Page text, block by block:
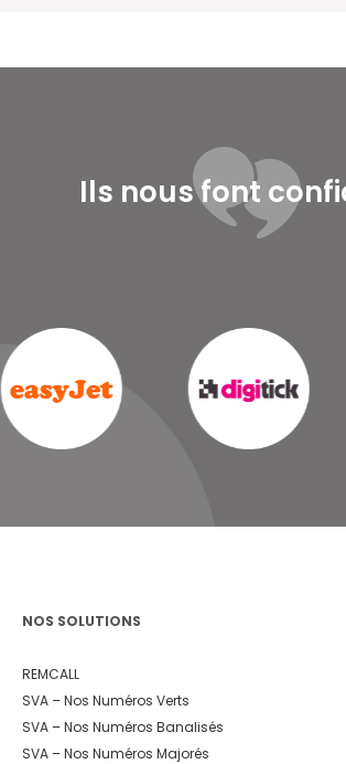
Ils nous font
NOS SOLUTIONS
REMCALL
SVA – Nos Numéros Verts
SVA – Nos Numéros Banalisés
SVA – Nos Numéros Majorés